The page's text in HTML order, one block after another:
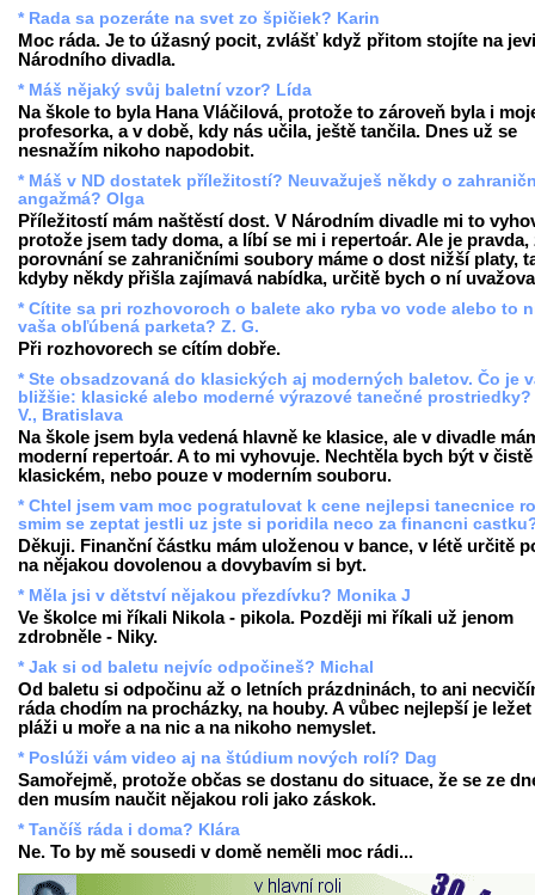
* Rada sa pozeráte na svet zo špičiek? Karin
Moc ráda. Je to úžasný pocit, zvlášť když přitom stojíte na
Národního divadla.
* Máš nějaký svůj baletní vzor? Lída
Na škole to byla Hana Vláčilová, protože to zároveň byla i
profesorka, a v době, kdy nás učila, ještě tančila. Dnes už se
nesnažím nikoho napodobit.
* Máš v ND dostatek příležitostí? Neuvažuješ někdy o
angažmá? Olga
Příležitostí mám naštěstí dost. V Národním divadle mi to
protože jsem tady doma, a líbí se mi i repertoár. Ale je pravda,
porovnání se zahraničními soubory máme o dost nižší platy,
kdyby někdy přišla zajímavá nabídka, určitě bych o ní
* Cítite sa pri rozhovoroch o balete ako ryba vo vode alebo to
vaša obľúbená parketa? Z. G.
Při rozhovorech se cítím dobře.
* Ste obsadzovaná do klasických aj moderných baletov. Čo je
bližšie: klasické alebo moderné výrazové tanečné prostriedky?
V., Bratislava
Na škole jsem byla vedená hlavně ke klasice, ale v divadle
moderní repertoár. A to mi vyhovuje. Nechtěla bych být v čistě
klasickém, nebo pouze v moderním souboru.
* Chtel jsem vam moc pogratulovat k cene nejlepsi tanecnice
smim se zeptat jestli uz jste si poridila neco za financni
Děkuji. Finanční částku mám uloženou v bance, v létě určitě
na nějakou dovolenou a dovybavím si byt.
* Měla jsi v dětství nějakou přezdívku? Monika J
Ve školce mi říkali Nikola - pikola. Později mi říkali už jenom
zdrobněle - Niky.
* Jak si od baletu nejvíc odpočineš? Michal
Od baletu si odpočinu až o letních prázdninách, to ani
ráda chodím na procházky, na houby. A vůbec nejlepší je ležet
pláži u moře a na nic a na nikoho nemyslet.
* Poslúži vám video aj na štúdium nových rolí? Dag
Samořejmě, protože občas se dostanu do situace, že se ze
den musím naučit nějakou roli jako záskok.
* Tančíš ráda i doma? Klára
Ne. To by mě sousedi v domě neměli moc rádi...